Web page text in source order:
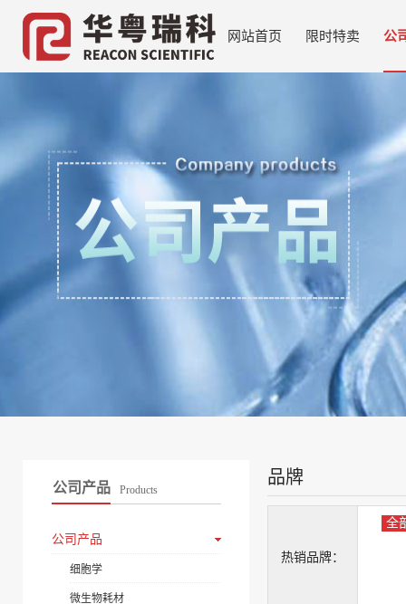
网站首页 限时特卖 公
公司产品 Products
公司产品
细胞学
微生物耗材
品牌
热销品牌：
全